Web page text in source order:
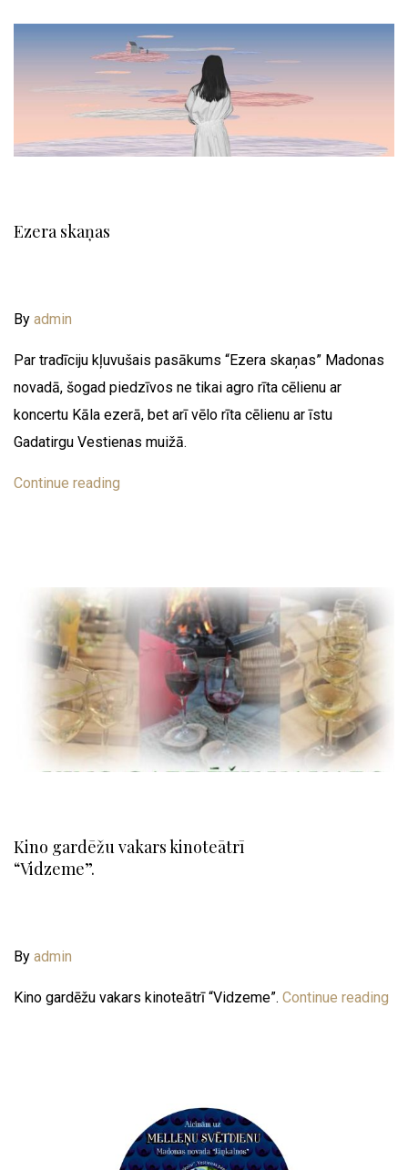
Ezera skaņas
By admin
Par tradīciju kļuvušais pasākums “Ezera skaņas” Madonas
novadā, šogad piedzīvos ne tikai agro rīta cēlienu ar
koncertu Kāla ezerā, bet arī vēlo rīta cēlienu ar īstu
Gadatirgu Vestienas muižā.
Continue reading
Kino gardēžu vakars kinoteātrī
“Vidzeme”.
By admin
Kino gardēžu vakars kinoteātrī “Vidzeme”. Continue reading